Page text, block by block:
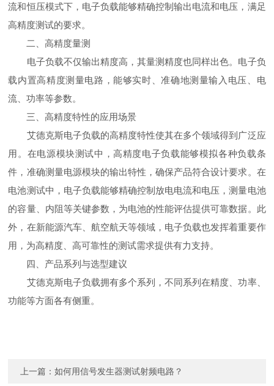
流和恒压模式下，电子负载能够精确控制输出电流和电压，满足
高精度测试的要求。
二、高精度量测
电子负载不仅输出精度高，其量测精度也同样出色。电子负
载内置高精度测量电路，能够实时、准确地测量输入电压、电
流、功率等参数。
三、高精度特性的应用场景
艾德克斯电子负载的高精度特性使其在多个领域得到广泛应
用。在电源模块测试中，高精度电子负载能够模拟各种负载条
件，准确测量电源模块的输出特性，确保产品符合设计要求。在
电池测试中，电子负载能够精确控制放电电流和电压，测量电池
的容量、内阻等关键参数，为电池的性能评估提供可靠数据。此
外，在新能源汽车、航空航天等领域，电子负载也发挥着重要作
用，为高精度、高可靠性的测试需求提供有力支持。
四、产品系列与选型建议
艾德克斯电子负载拥有多个系列，不同系列在精度、功率、
功能等方面各有侧重。
上一篇：如何用信号发生器测试射频电路？